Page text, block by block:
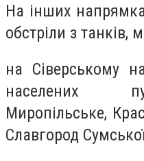
На інших
обстріли з танків,
на Сіверському
населених
Миропільське,
Славгород